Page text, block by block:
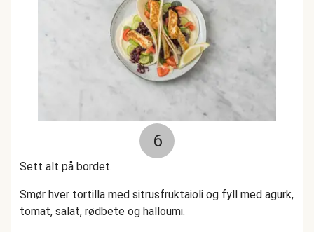
6
Sett alt på bordet.
Smør hver tortilla med sitrusfruktaioli og fyll med agurk,
tomat, salat, rødbete og halloumi.